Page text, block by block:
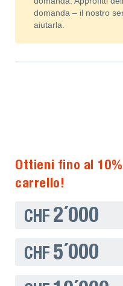
domanda – il nostro
aiutarla.
Ottieni fino al
carrello!
CHF 2´000
CHF 5´000